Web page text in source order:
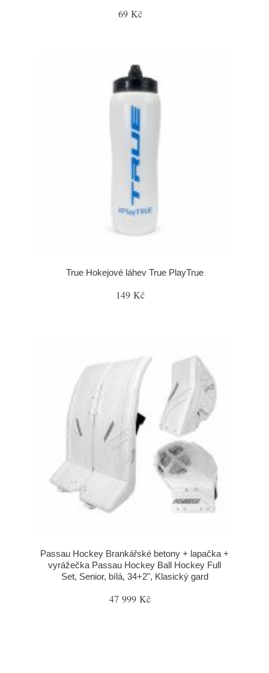
69 Kč
True Hokejové láhev True PlayTrue
149 Kč
Passau Hockey Brankářské betony + lapačka +
vyrážečka Passau Hockey Ball Hockey Full
Set, Senior, bílá, 34+2", Klasický gard
47 999 Kč